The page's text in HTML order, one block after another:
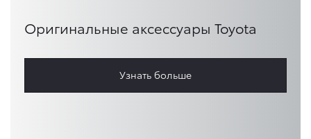
Оригинальные аксессуары Toyota
Узнать больше